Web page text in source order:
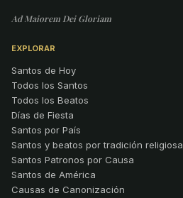
Ad Maiorem Dei Gloriam
EXPLORAR
Santos de Hoy
Todos los Santos
Todos los Beatos
Días de Fiesta
Santos por País
Santos y beatos por tradición religiosa
Santos Patronos por Causa
Santos de América
Causas de Canonización